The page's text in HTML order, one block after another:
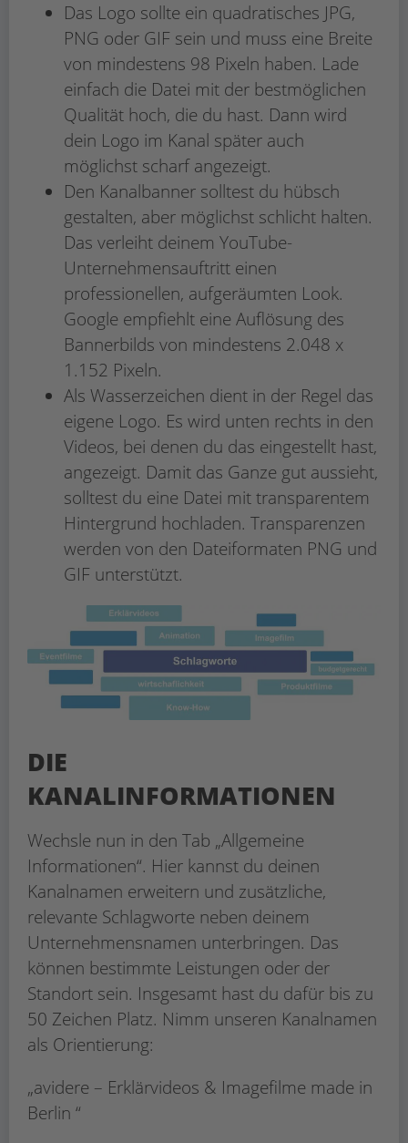
Das Logo sollte ein quadratisches JPG,
PNG oder GIF sein und muss eine Breite
von mindestens 98 Pixeln haben. Lade
einfach die Datei mit der bestmöglichen
Qualität hoch, die du hast. Dann wird
dein Logo im Kanal später auch
möglichst scharf angezeigt.
Den Kanalbanner solltest du hübsch
gestalten, aber möglichst schlicht halten.
Das verleiht deinem YouTube-
Unternehmensauftritt einen
professionellen, aufgeräumten Look.
Google empfiehlt eine Auflösung des
Bannerbilds von mindestens 2.048 x
1.152 Pixeln.
Als Wasserzeichen dient in der Regel das
eigene Logo. Es wird unten rechts in den
Videos, bei denen du das eingestellt hast,
angezeigt. Damit das Ganze gut aussieht,
solltest du eine Datei mit transparentem
Hintergrund hochladen. Transparenzen
werden von den Dateiformaten PNG und
GIF unterstützt.
DIE
KANALINFORMATIONEN
Wechsle nun in den Tab „Allgemeine
Informationen“. Hier kannst du deinen
Kanalnamen erweitern und zusätzliche,
relevante Schlagworte neben deinem
Unternehmensnamen unterbringen. Das
können bestimmte Leistungen oder der
Standort sein. Insgesamt hast du dafür bis zu
50 Zeichen Platz. Nimm unseren Kanalnamen
als Orientierung:
„avidere – Erklärvideos & Imagefilme made in
Berlin “